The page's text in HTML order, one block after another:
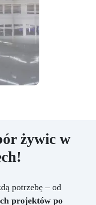
żywic w
potrzebę – od
projektów po